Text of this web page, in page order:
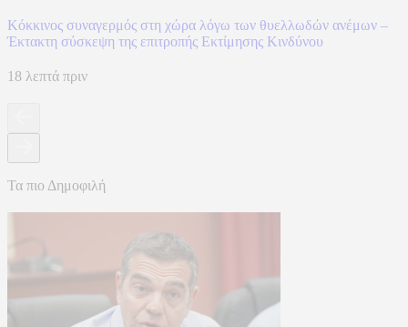
Κόκκινος συναγερμός στη χώρα λόγω των θυελλωδών ανέμων –
Έκτακτη σύσκεψη της επιτροπής Εκτίμησης Κινδύνου
18 λεπτά πριν
Τα πιο Δημοφιλή